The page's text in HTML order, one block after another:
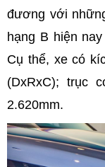
đương với
hạng B hiện
Cụ thể, xe có
(DxRxC); trục
2.620mm.